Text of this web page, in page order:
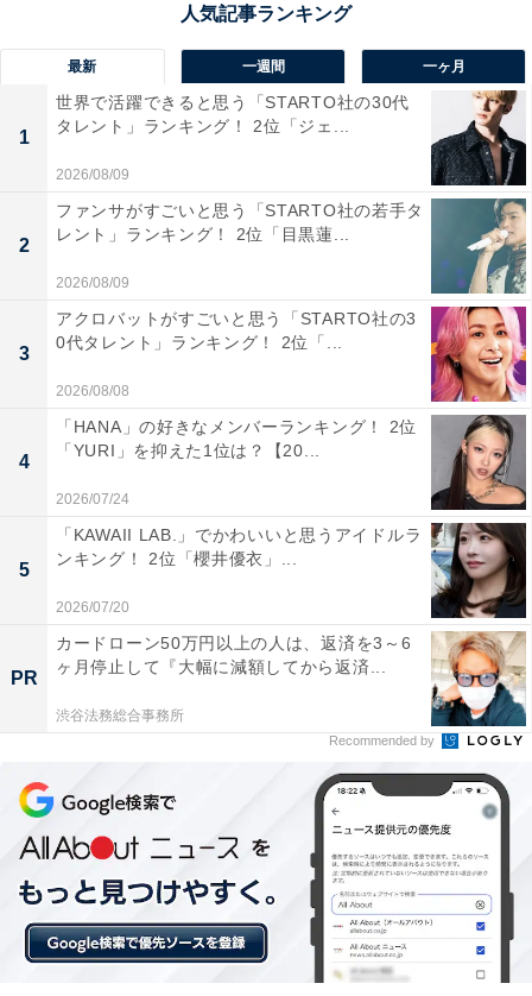
県）、「愛知といえば、やまちゃんは外せない。居酒屋
りました。
1位：ぴよりん（ジェイアール東海フードサービ
ス）／43票
1位に輝いたのは、名古屋の新名物「ぴよりん」です。
名古屋コーチンの卵を使用した濃厚なプリンをババロア
で包み、クラムをまとわせた、ひよこ型の可愛らしいス
イーツ。崩れやすい繊細な形状を保ったまま持ち帰る
「ぴよりんチャレンジ」も話題になるなど、名古屋を象
回答者からは「季節やイベントでのバリエーションも販
売しているほど、力を入れているし認知度があるので」
（40代女性／神奈川県）、「形を崩さずに持って帰るの
が至難の技ということで超有名」（60代男性／大阪
府）、「全国的に有名になったこともあり、季節によっ
最新 一週間 一ヶ月
1
世界で活躍できると思う「STARTO社の30代
タレント」ランキング！ 2位「ジェ...
2026/08/09
2
ファンサがすごいと思う「STARTO社の若手タ
レント」ランキング！ 2位「目黒蓮...
2026/08/09
3
アクロバットがすごいと思う「STARTO社の3
0代タレント」ランキング！ 2位「...
2026/08/08
4
「HANA」の好きなメンバーランキング！ 2位
「YURI」を抑えた1位は？【20...
2026/07/24
5
「KAWAII LAB.」でかわいいと思うアイドルラ
ンキング！ 2位「櫻井優衣」...
2026/07/20
PR
カードローン50万円以上の人は、返済を3～6
ヶ月停止して『大幅に減額してから返済...
渋谷法務総合事務所
Recommended by